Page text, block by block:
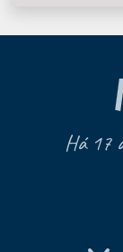
Há 17